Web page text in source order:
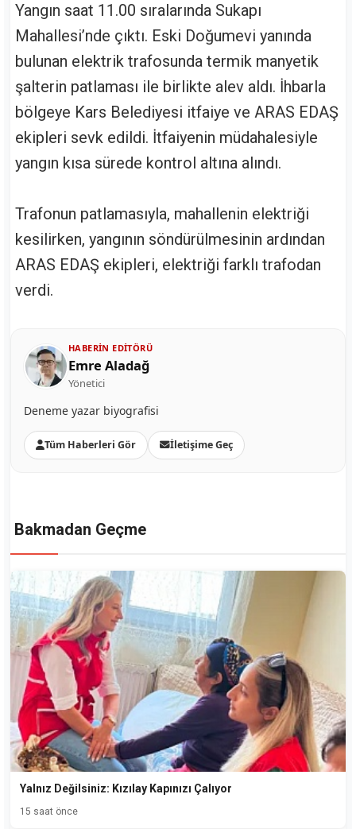
Yangın saat 11.00 sıralarında Sukapı
Mahallesi’nde çıktı. Eski Doğumevi yanında
bulunan elektrik trafosunda termik manyetik
şalterin patlaması ile birlikte alev aldı. İhbarla
bölgeye Kars Belediyesi itfaiye ve ARAS EDAŞ
ekipleri sevk edildi. İtfaiyenin müdahalesiyle
yangın kısa sürede kontrol altına alındı.
Trafonun patlamasıyla, mahallenin elektriği
kesilirken, yangının söndürülmesinin ardından
ARAS EDAŞ ekipleri, elektriği farklı trafodan
verdi.
HABERIN EDITÖRÜ
Emre Aladağ
Yönetici
Deneme yazar biyografisi
Tüm Haberleri Gör İletişime Geç
Bakmadan Geçme
Yalnız Değilsiniz: Kızılay Kapınızı Çalıyor
15 saat önce